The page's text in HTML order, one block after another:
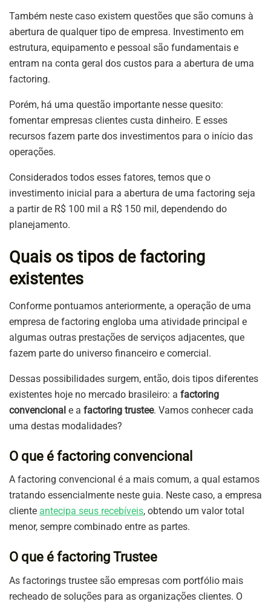
Também neste caso existem questões que são comuns à
abertura de qualquer tipo de empresa. Investimento em
estrutura, equipamento e pessoal são fundamentais e
entram na conta geral dos custos para a abertura de uma
factoring.
Porém, há uma questão importante nesse quesito:
fomentar empresas clientes custa dinheiro. E esses
recursos fazem parte dos investimentos para o início das
operações.
Considerados todos esses fatores, temos que o
investimento inicial para a abertura de uma factoring seja
a partir de R$ 100 mil a R$ 150 mil, dependendo do
planejamento.
Quais os tipos de factoring
existentes
Conforme pontuamos anteriormente, a operação de uma
empresa de factoring engloba uma atividade principal e
algumas outras prestações de serviços adjacentes, que
fazem parte do universo financeiro e comercial.
Dessas possibilidades surgem, então, dois tipos diferentes
existentes hoje no mercado brasileiro: a factoring
convencional e a factoring trustee. Vamos conhecer cada
uma destas modalidades?
O que é factoring convencional
A factoring convencional é a mais comum, a qual estamos
tratando essencialmente neste guia. Neste caso, a empresa
cliente antecipa seus recebíveis, obtendo um valor total
menor, sempre combinado entre as partes.
O que é factoring Trustee
As factorings trustee são empresas com portfólio mais
recheado de soluções para as organizações clientes. O